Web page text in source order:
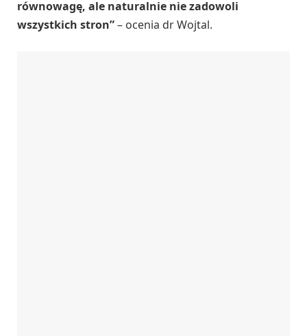
równowagę, ale naturalnie nie zadowoli
wszystkich stron”– ocenia dr Wojtal.